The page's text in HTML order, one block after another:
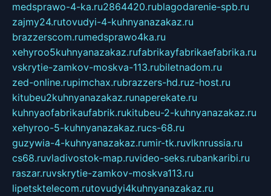
medsprawo-4-ka.ru2864420.rublagodarenie-spb.ru
zajmy24.rutovudyi-4-kuhnyanazakaz.ru
brazzerscom.rumedsprawo4ka.ru
xehyroo5kuhnyanazakaz.rufabrikayfabrikaefabrika.ru
vskrytie-zamkov-moskva-113.rubiletnadom.ru
zed-online.rupimchax.rubrazzers-hd.ruz-host.ru
kitubeu2kuhnyanazakaz.runaperekate.ru
kuhnyaofabrikaufabrik.rukitubeu-2-kuhnyanazakaz.ru
xehyroo-5-kuhnyanazakaz.rucs-68.ru
guzywia-4-kuhnyanazakaz.rumir-tk.ruvlknrussia.ru
cs68.ruvladivostok-map.ruvideo-seks.rubankaribi.ru
raszar.ruvskrytie-zamkov-moskva113.ru
lipetsktelecom.rutovudyi4kuhnyanazakaz.ru